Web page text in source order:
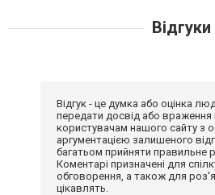
Відгуки
Відгук - це думка або оцінка
передати досвід або враження
користувачам нашого сайту з
аргументацією залишеного
багатьом прийняти правильне
Коментарі призначені для
обговорення, а також для
цікавлять.